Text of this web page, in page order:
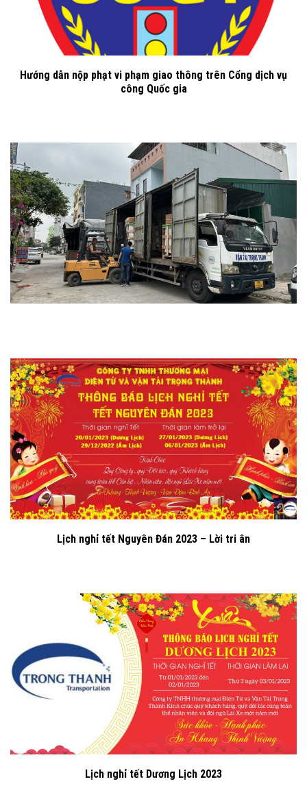
Hướng dẫn nộp phạt vi phạm giao thông trên Cổng dịch vụ
công Quốc gia
Lịch nghỉ tết Nguyên Đán 2023 – Lời tri ân
Lịch nghỉ tết Dương Lịch 2023